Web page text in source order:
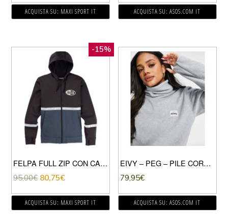
ACQUISTA SU: MAXI SPORT IT ACQUISTA SU: ASOS.COM IT
-15%
FELPA FULL ZIP CON CAPPUCCIO AG WEATHERPROOF
95,00€ 80,75€
ACQUISTA SU: MAXI SPORT IT
EIVY – PEG – PILE CORTO GRIGIO
79,95€
ACQUISTA SU: ASOS.COM IT